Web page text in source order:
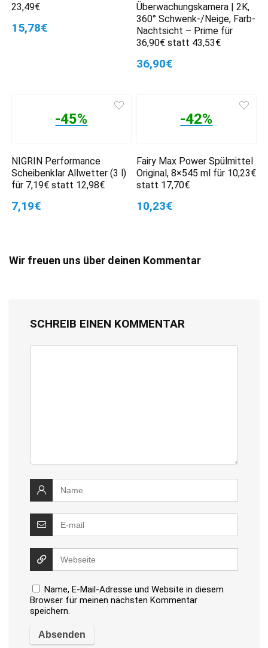
23,49€
15,78€
Überwachungskamera | 2K,
360° Schwenk-/Neige, Farb-
Nachtsicht – Prime für
36,90€ statt 43,53€
36,90€
-45%
NIGRIN Performance
Scheibenklar Allwetter (3 l)
für 7,19€ statt 12,98€
7,19€
-42%
Fairy Max Power Spülmittel
Original, 8×545 ml für 10,23€
statt 17,70€
10,23€
Wir freuen uns über deinen Kommentar
SCHREIB EINEN KOMMENTAR
Name, E-Mail-Adresse und Website in diesem
Browser für meinen nächsten Kommentar
speichern.